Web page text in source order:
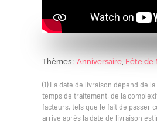
Thèmes : Anniversaire Fête de
(1) La date de livraison dépend de
temps de traitement, de la
facteurs, tels que le fait de passer
arrive après la date de livraison